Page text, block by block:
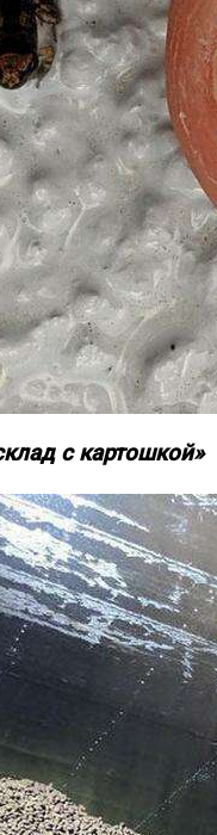
с картошкой»